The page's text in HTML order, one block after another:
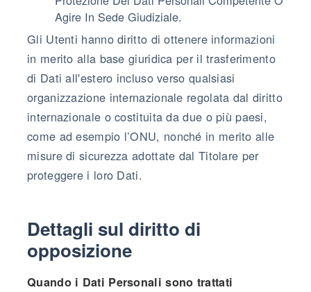
Agire In Sede Giudiziale.
Gli Utenti hanno diritto di ottenere informazioni
in merito alla base giuridica per il trasferimento
di Dati all'estero incluso verso qualsiasi
organizzazione internazionale regolata dal diritto
internazionale o costituita da due o più paesi,
come ad esempio l’ONU, nonché in merito alle
misure di sicurezza adottate dal Titolare per
proteggere i loro Dati.
Dettagli sul diritto di
opposizione
Quando i Dati Personali sono trattati